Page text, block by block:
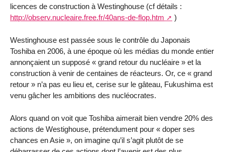
licences de construction à Westinghouse (cf détails :
http://observ.nucleaire.free.fr/40ans-de-flop.htm
)
Westinghouse est passée sous le contrôle du Japonais
Toshiba en 2006, à une époque où les médias du monde entier
annonçaient un supposé « grand retour du nucléaire » et la
construction à venir de centaines de réacteurs. Or, ce « grand
retour » n’a pas eu lieu et, cerise sur le gâteau, Fukushima est
venu gâcher les ambitions des nucléocrates.
Alors quand on voit que Toshiba aimerait bien vendre 20% des
actions de Westighouse, prétendument pour « doper ses
chances en Asie », on imagine qu’il s’agit plutôt de se